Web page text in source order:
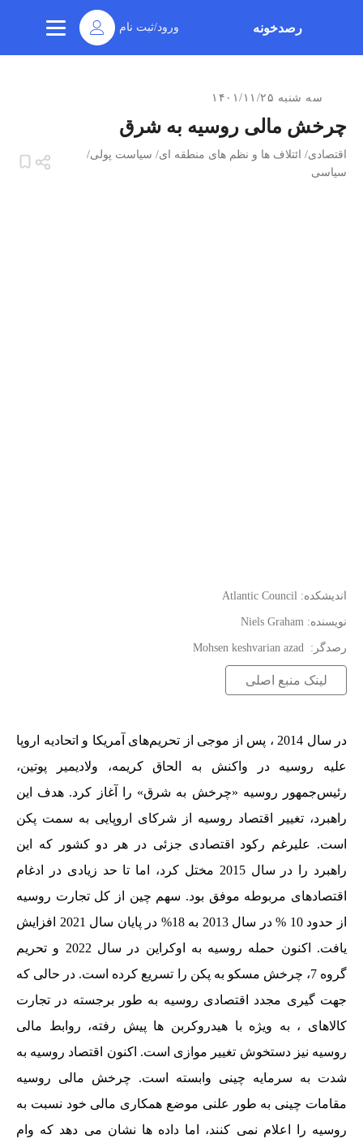
ورود/ثبت نام رصدخونه
سه شنبه ۱۴۰۱/۱۱/۲۵
چرخش مالی روسیه به شرق
اقتصادی/ ائتلاف ها و نظم های منطقه ای/ سیاست پولی/
سیاسی
Atlantic Council :اندیشکده
Niels Graham :نویسنده
Mohsen keshvarian azad :رصدگر
لینک منبع اصلی
در سال 2014 ، پس از موجی از تحریم‌های آمریکا و اتحادیه اروپا
علیه روسیه در واکنش به الحاق کریمه، ولادیمیر پوتین،
رئیس‌جمهور روسیه «چرخش به شرق» را آغاز کرد. هدف این
راهبرد، تغییر اقتصاد روسیه از شرکای اروپایی به سمت پکن
است. علیرغم رکود اقتصادی جزئی در هر دو کشور که این
راهبرد را در سال 2015 مختل کرد، اما تا حد زیادی در ادغام
اقتصادهای مربوطه موفق بود. سهم چین از کل تجارت روسیه
از حدود 10 % در سال 2013 به 18% در پایان سال 2021 افزایش
یافت. اکنون حمله روسیه به اوکراین در سال 2022 و تحریم
گروه 7، چرخش مسکو به پکن را تسریع کرده است. در حالی که
جهت گیری مجدد اقتصادی روسیه به طور برجسته در تجارت
کالاهای ، به ویژه با هیدروکربن ها پیش رفته، روابط مالی
روسیه نیز دستخوش تغییر موازی است. اکنون اقتصاد روسیه به
شدت به سرمایه چینی وابسته است. چرخش مالی روسیه
مقامات چینی به طور علنی موضع همکاری مالی خود نسبت به
روسیه را اعلام نمی کنند، اما داده ها نشان می دهد که وام